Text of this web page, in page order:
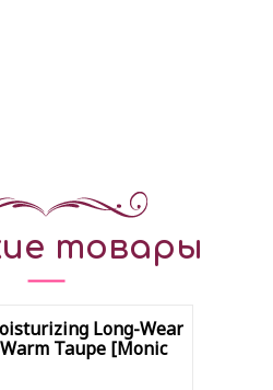
товары
Long-Wear
Taupe [Monic